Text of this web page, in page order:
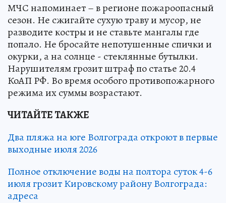
МЧС напоминает – в регионе пожароопасный
сезон. Не сжигайте сухую траву и мусор, не
разводите костры и не ставьте мангалы где
попало. Не бросайте непотушенные спички и
окурки, а на солнце - стеклянные бутылки.
Нарушителям грозит штраф по статье 20.4
КоАП РФ. Во время особого противопожарного
режима их суммы возрастают.
ЧИТАЙТЕ ТАКЖЕ
Два пляжа на юге Волгограда откроют в первые
выходные июля 2026
Полное отключение воды на полтора суток 4-6
июля грозит Кировскому району Волгограда:
адреса